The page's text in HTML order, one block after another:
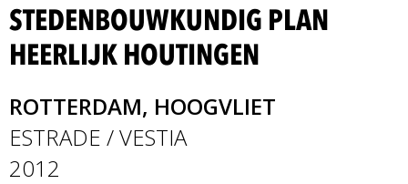
STEDENBOUWKUNDIG PLAN
HEERLIJK HOUTINGEN
ROTTERDAM, HOOGVLIET
ESTRADE / VESTIA
2012